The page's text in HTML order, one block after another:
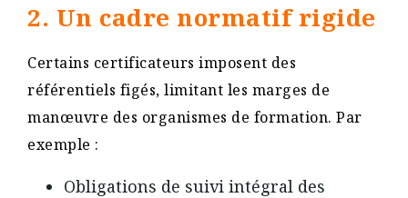
2. Un cadre normatif rigide
Certains certificateurs imposent des
référentiels figés, limitant les marges de
manœuvre des organismes de formation. Par
exemple :
Obligations de suivi intégral des